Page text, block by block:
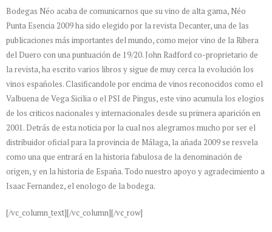
Bodegas Néo acaba de comunicarnos que su vino de alta gama, Néo
Punta Esencia 2009 ha sido elegido por la revista Decanter, una de las
publicaciones más importantes del mundo, como mejor vino de la Ribera
del Duero con una puntuación de 19/20. John Radford co-proprietario de
la revista, ha escrito varios libros y sigue de muy cerca la evolución los
vinos españoles. Clasificandole por encima de vinos reconocidos como el
Valbuena de Vega Sicilia o el PSI de Pingus, este vino acumula los elogios
de los criticos nacionales y internacionales desde su primera aparición en
2001. Detrás de esta noticia por la cual nos alegramos mucho por ser el
distribuidor oficial para la provincia de Málaga, la añada 2009 se resvela
como una que entrará en la historia fabulosa de la denominación de
origen, y en la historia de España. Todo nuestro apoyo y agradecimiento a
Isaac Fernandez, el enologo de la bodega.
[/vc_column_text][/vc_column][/vc_row]